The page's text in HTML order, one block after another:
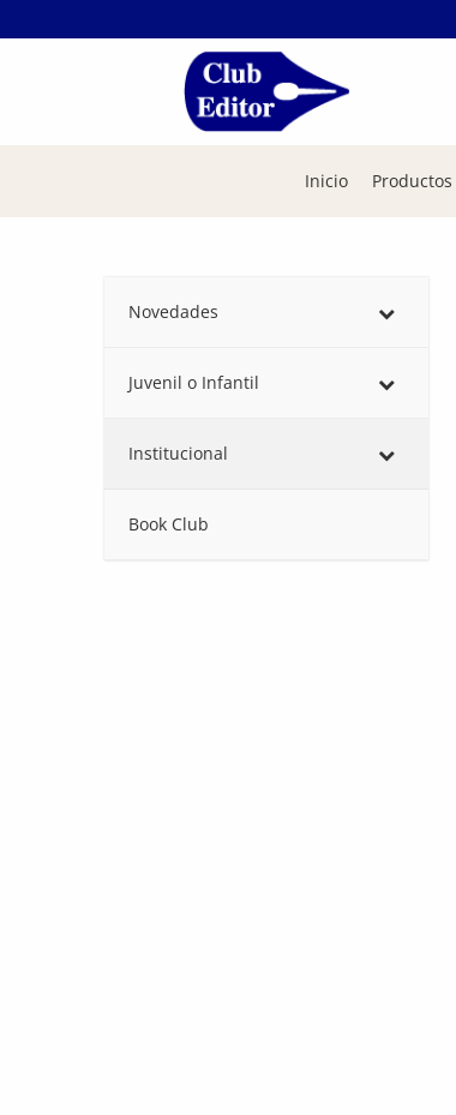
Inicio Productos
Novedades
Juvenil o Infantil
Institucional
Book Club